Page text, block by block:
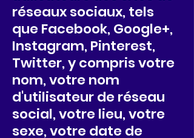
réseaux sociaux, tels
que Facebook, Google+,
Instagram, Pinterest,
Twitter, y compris votre
nom, votre nom
d'utilisateur de réseau
social, votre lieu, votre
sexe, votre date de